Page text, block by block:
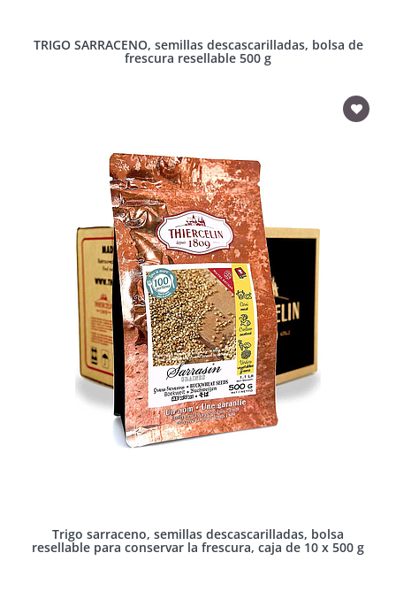
TRIGO SARRACENO, semillas descascarilladas, bolsa de
frescura resellable 500 g
Trigo sarraceno, semillas descascarilladas, bolsa
resellable para conservar la frescura, caja de 10 x 500 g